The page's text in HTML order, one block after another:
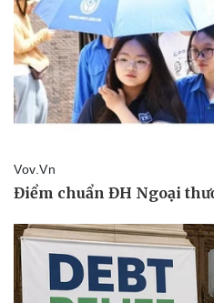
Pháp luật
Vụ án
Tin nóng